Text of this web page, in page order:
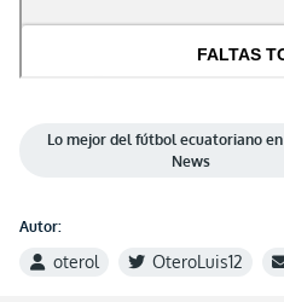
Lo mejor del fútbol ecuatoriano
News
Autor:
oterol OteroLuis12